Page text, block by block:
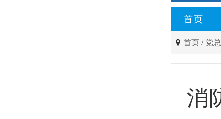
首页
首页 / 党
消